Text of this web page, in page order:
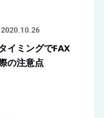
2020.10.26
イミングでFAX
の注意点